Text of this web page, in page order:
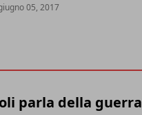
05, 2017
parla della